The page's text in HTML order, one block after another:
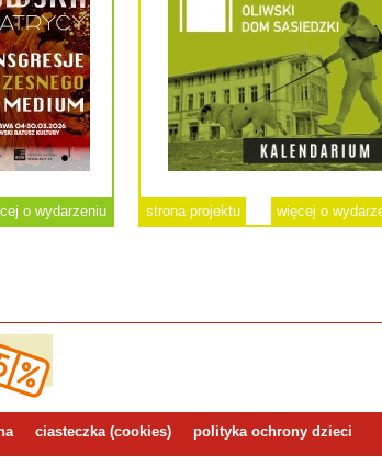
o wydarzeniu strona projektu więcej o
ciasteczka (cookies) polityka ochrony dzieci